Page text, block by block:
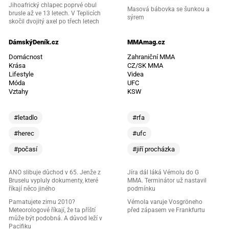
Jihoafrický chlapec poprvé obul
brusle až ve 13 letech. V Teplicích
skočil dvojitý axel po třech letech
Masová bábovka se šunkou a
sýrem
DámskýDeník.cz
Domácnost
Krása
Lifestyle
Móda
Vztahy
#letadlo
#herec
#počasí
ANO slibuje důchod v 65. Jenže z
Bruselu vypluly dokumenty, které
říkají něco jiného
Pamatujete zimu 2010?
Meteorologové říkají, že ta příští
může být podobná. A důvod leží v
Pacifiku
MMAmag.cz
Zahraniční MMA
CZ/SK MMA
Videa
UFC
KSW
#rfa
#ufc
#jiří procházka
Jíra dál láká Vémolu do G
MMA. Terminátor už nastavil
podmínku
Vémola varuje Vosgröneho
před zápasem ve Frankfurtu